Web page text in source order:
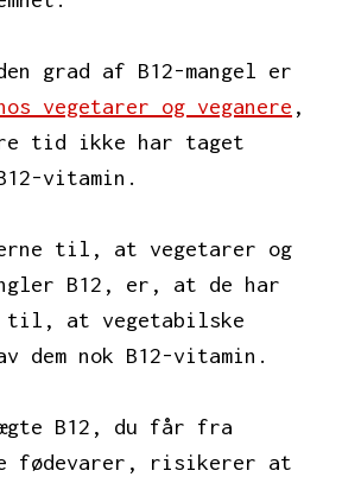
grad af B12-mangel er
vegetarer og veganere ,
tid ikke har taget
vitamin.
til, at vegetarer og
B12, er, at de har
at vegetabilske
dem nok B12-vitamin.
ægte B12, du får fra
fødevarer, risikerer at